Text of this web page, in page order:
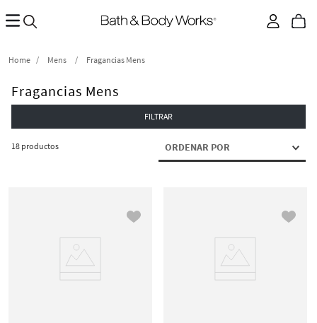
Mens Fragancias Mens
Fragancias Mens
FILTRAR
18 productos ORDENAR POR